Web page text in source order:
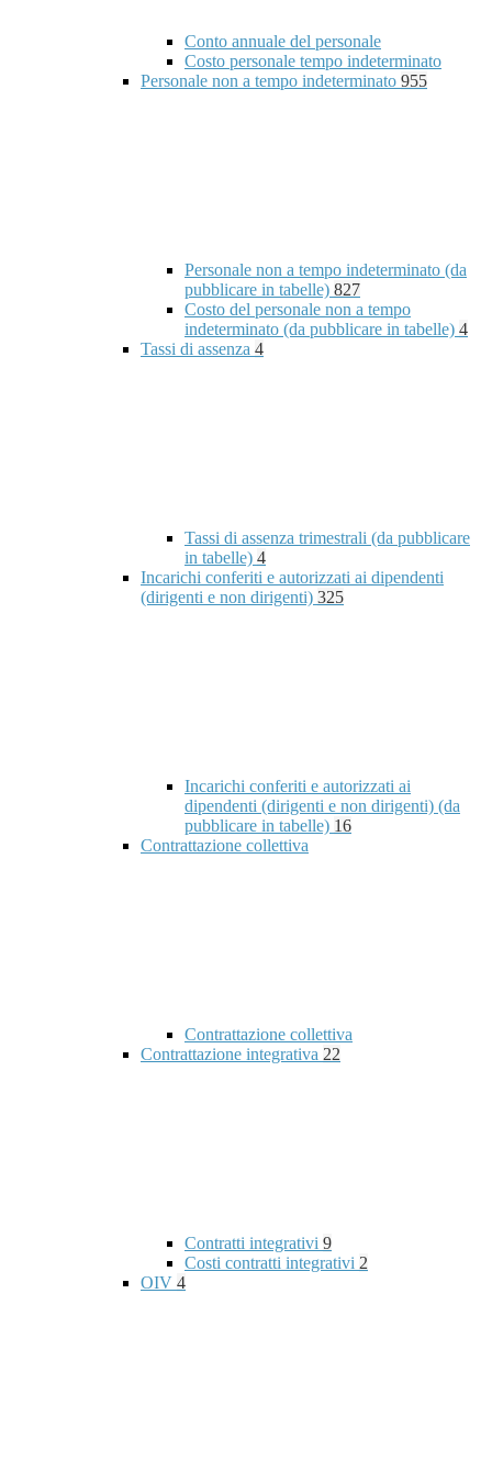
Conto annuale del personale
Costo personale tempo indeterminato
Personale non a tempo indeterminato 955
Personale non a tempo indeterminato (da
pubblicare in tabelle) 827
Costo del personale non a tempo
indeterminato (da pubblicare in tabelle) 4
Tassi di assenza 4
Tassi di assenza trimestrali (da pubblicare
in tabelle) 4
Incarichi conferiti e autorizzati ai dipendenti
(dirigenti e non dirigenti) 325
Incarichi conferiti e autorizzati ai
dipendenti (dirigenti e non dirigenti) (da
pubblicare in tabelle) 16
Contrattazione collettiva
Contrattazione collettiva
Contrattazione integrativa 22
Contratti integrativi 9
Costi contratti integrativi 2
OIV 4